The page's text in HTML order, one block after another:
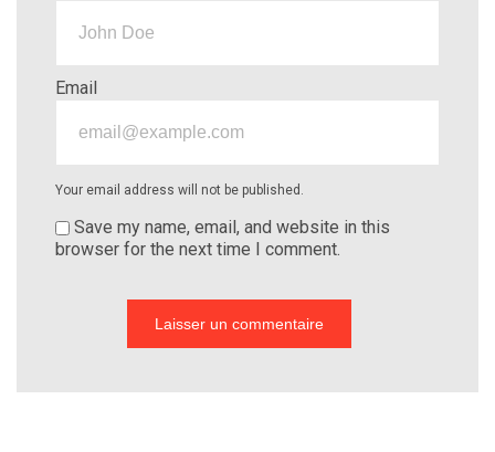
Email
Your email address will not be published.
Save my name, email, and website in this
browser for the next time I comment.